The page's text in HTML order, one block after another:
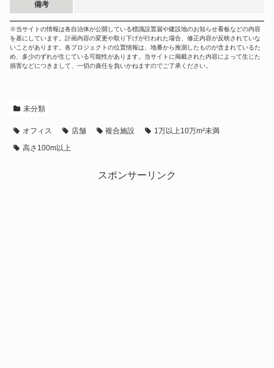
備考
※当サイトの情報は各自治体が公開している標識設置届や建設地のお知らせ看板などの内容
を基にしています。計画内容の変更や取り下げが行われた場合、修正内容が反映されていな
いことがあります。各プロジェクトの位置情報は、地番から推測したものが含まれているた
め、多少のずれが生じている可能性があります。当サイトに掲載された内容によって生じた
損害などにつきまして、一切の責任を負いかねますのでご了承ください。
未分類
オフィス 店舗 複合施設
1万以上10万m²未満
高さ100m以上
スポンサーリンク